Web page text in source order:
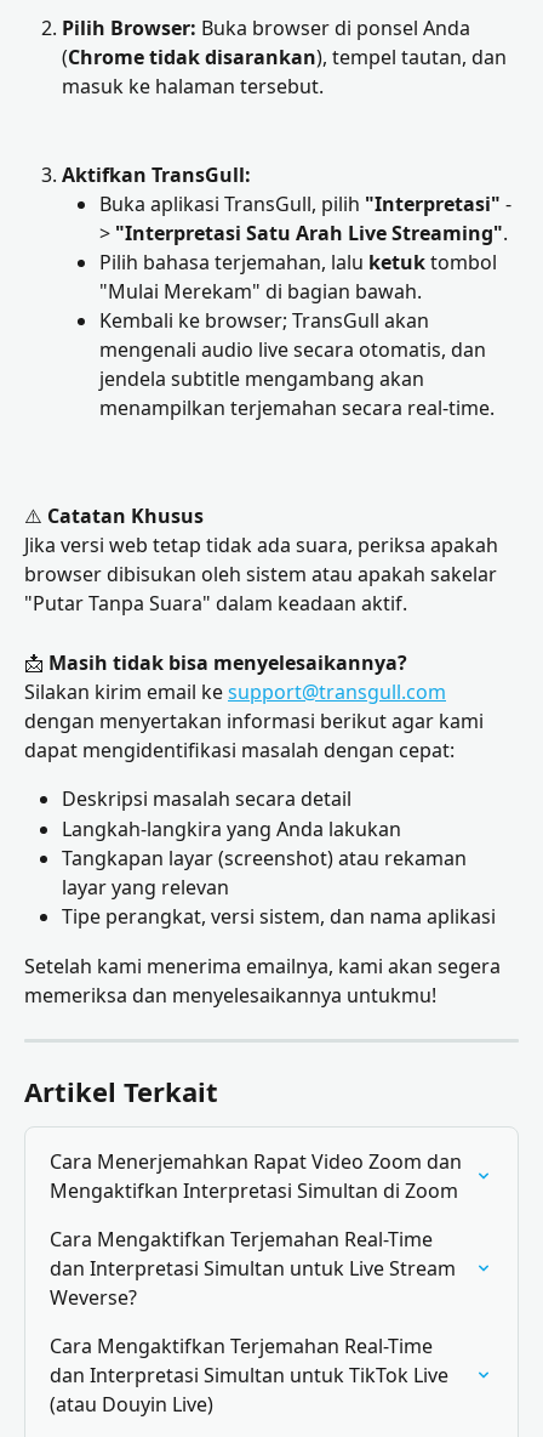
Pilih Browser: Buka browser di ponsel Anda
(Chrome tidak disarankan), tempel tautan, dan
masuk ke halaman tersebut.
Aktifkan TransGull:
Buka aplikasi TransGull, pilih "Interpretasi" -
> "Interpretasi Satu Arah Live Streaming".
Pilih bahasa terjemahan, lalu ketuk tombol
"Mulai Merekam" di bagian bawah.
Kembali ke browser; TransGull akan
mengenali audio live secara otomatis, dan
jendela subtitle mengambang akan
menampilkan terjemahan secara real-time.
⚠️ Catatan Khusus
Jika versi web tetap tidak ada suara, periksa apakah
browser dibisukan oleh sistem atau apakah sakelar
"Putar Tanpa Suara" dalam keadaan aktif.
📩 Masih tidak bisa menyelesaikannya?
Silakan kirim email ke support@transgull.com
dengan menyertakan informasi berikut agar kami
dapat mengidentifikasi masalah dengan cepat:
Deskripsi masalah secara detail
Langkah-langkira yang Anda lakukan
Tangkapan layar (screenshot) atau rekaman
layar yang relevan
Tipe perangkat, versi sistem, dan nama aplikasi
Setelah kami menerima emailnya, kami akan segera
memeriksa dan menyelesaikannya untukmu!
Artikel Terkait
Cara Menerjemahkan Rapat Video Zoom dan
Mengaktifkan Interpretasi Simultan di Zoom
Cara Mengaktifkan Terjemahan Real-Time
dan Interpretasi Simultan untuk Live Stream
Weverse?
Cara Mengaktifkan Terjemahan Real-Time
dan Interpretasi Simultan untuk TikTok Live
(atau Douyin Live)